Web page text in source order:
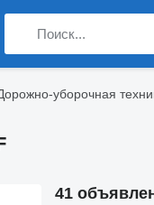
уборочная
41